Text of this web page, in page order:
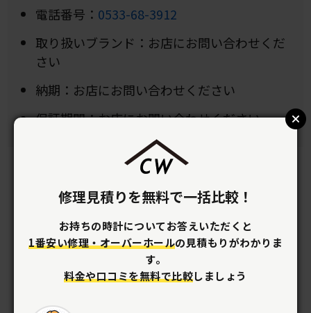
電話番号： 0533-68-3912
取り扱いブランド：お店にお問い合わせくだ
さい
納期：お店にお問い合わせください
保証期間：お店にお問い合わせください
修理見積りを無料で一括比較！
お持ちの時計についてお答えいただくと
1番安い修理・オーバーホールの見積もりがわかりま
す。
料金や口コミを無料で比較しましょう